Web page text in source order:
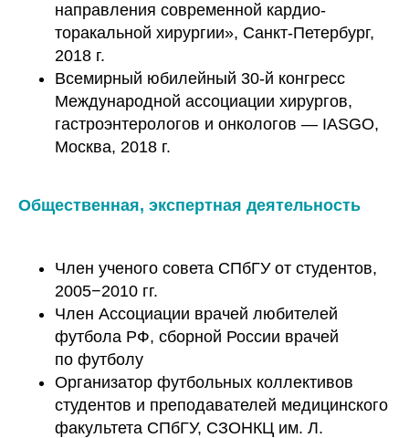
направления современной кардио-
торакальной хирургии», Санкт-Петербург,
2018 г.
Всемирный юбилейный 30-й конгресс
Международной ассоциации хирургов,
гастроэнтерологов и онкологов — IASGO,
Москва, 2018 г.
Общественная, экспертная деятельность
Член ученого совета СПбГУ от студентов,
2005−2010 гг.
Член Ассоциации врачей любителей
футбола РФ, сборной России врачей
по футболу
Организатор футбольных коллективов
студентов и преподавателей медицинского
факультета СПбГУ, СЗОНКЦ им. Л.